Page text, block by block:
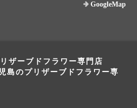
GoogleMap
ザーブドフラワー専門店
島のプリザーブドフラワー専